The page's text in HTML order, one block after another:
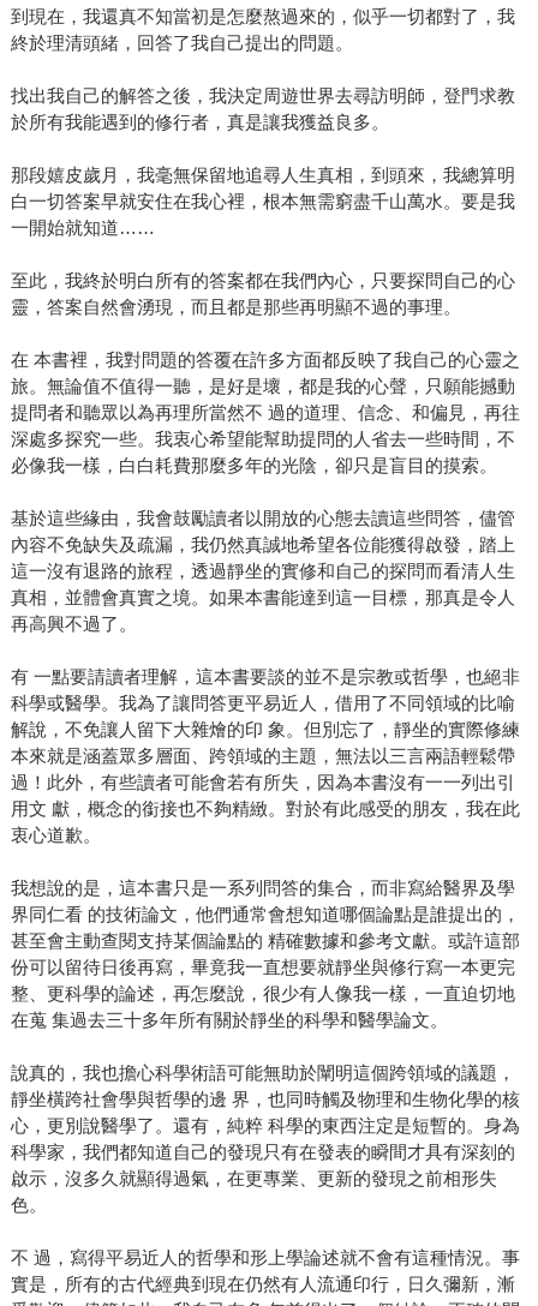
到現在，我還真不知當初是怎麼熬過來的，似乎一切都對了，我
終於理清頭緒，回答了我自己提出的問題。
找出我自己的解答之後，我決定周遊世界去尋訪明師，登門求教
於所有我能遇到的修行者，真是讓我獲益良多。
那段嬉皮歲月，我毫無保留地追尋人生真相，到頭來，我總算明
白一切答案早就安住在我心裡，根本無需窮盡千山萬水。要是我
一開始就知道……
至此，我終於明白所有的答案都在我們內心，只要探問自己的心
靈，答案自然會湧現，而且都是那些再明顯不過的事理。
在 本書裡，我對問題的答覆在許多方面都反映了我自己的心靈之
旅。無論值不值得一聽，是好是壞，都是我的心聲，只願能撼動
提問者和聽眾以為再理所當然不 過的道理、信念、和偏見，再往
深處多探究一些。我衷心希望能幫助提問的人省去一些時間，不
必像我一樣，白白耗費那麼多年的光陰，卻只是盲目的摸索。
基於這些緣由，我會鼓勵讀者以開放的心態去讀這些問答，儘管
內容不免缺失及疏漏，我仍然真誠地希望各位能獲得啟發，踏上
這一沒有退路的旅程，透過靜坐的實修和自己的探問而看清人生
真相，並體會真實之境。如果本書能達到這一目標，那真是令人
再高興不過了。
有 一點要請讀者理解，這本書要談的並不是宗教或哲學，也絕非
科學或醫學。我為了讓問答更平易近人，借用了不同領域的比喻
解說，不免讓人留下大雜燴的印 象。但別忘了，靜坐的實際修練
本來就是涵蓋眾多層面、跨領域的主題，無法以三言兩語輕鬆帶
過！此外，有些讀者可能會若有所失，因為本書沒有一一列出引
用文 獻，概念的銜接也不夠精緻。對於有此感受的朋友，我在此
衷心道歉。
我想說的是，這本書只是一系列問答的集合，而非寫給醫界及學
界同仁看 的技術論文，他們通常會想知道哪個論點是誰提出的，
甚至會主動查閱支持某個論點的 精確數據和參考文獻。或許這部
份可以留待日後再寫，畢竟我一直想要就靜坐與修行寫一本更完
整、更科學的論述，再怎麼說，很少有人像我一樣，一直迫切地
在蒐 集過去三十多年所有關於靜坐的科學和醫學論文。
說真的，我也擔心科學術語可能無助於闡明這個跨領域的議題，
靜坐橫跨社會學與哲學的邊 界，也同時觸及物理和生物化學的核
心，更別說醫學了。還有，純粹 科學的東西注定是短暫的。身為
科學家，我們都知道自己的發現只有在發表的瞬間才具有深刻的
啟示，沒多久就顯得過氣，在更專業、更新的發現之前相形失
色。
不 過，寫得平易近人的哲學和形上學論述就不會有這種情況。事
實是，所有的古代經典到現在仍然有人流通印行，日久彌新，漸